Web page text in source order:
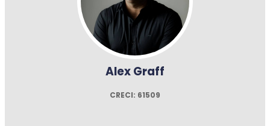
Alex Graff
CRECI: 61509